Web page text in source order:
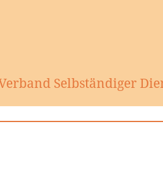
Selbständiger